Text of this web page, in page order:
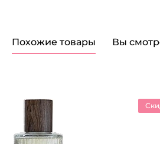
Похожие товары Вы